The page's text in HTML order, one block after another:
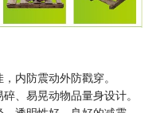
内防震动外防戳穿。
、易晃动物品量身设计。